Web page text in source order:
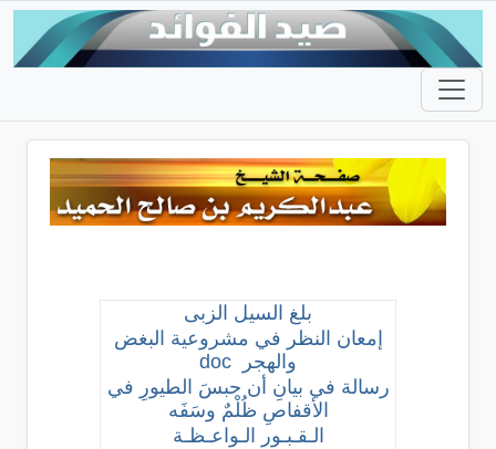
بلغ السيل الزبى
إمعان النظر في مشروعية البغض
والهجر
doc
رسالة في بيانِ أن حبسَ الطيورِ في
الأقفاصِ ظُلْمٌ وسَفَه
الـقـبـور الـواعـظـة